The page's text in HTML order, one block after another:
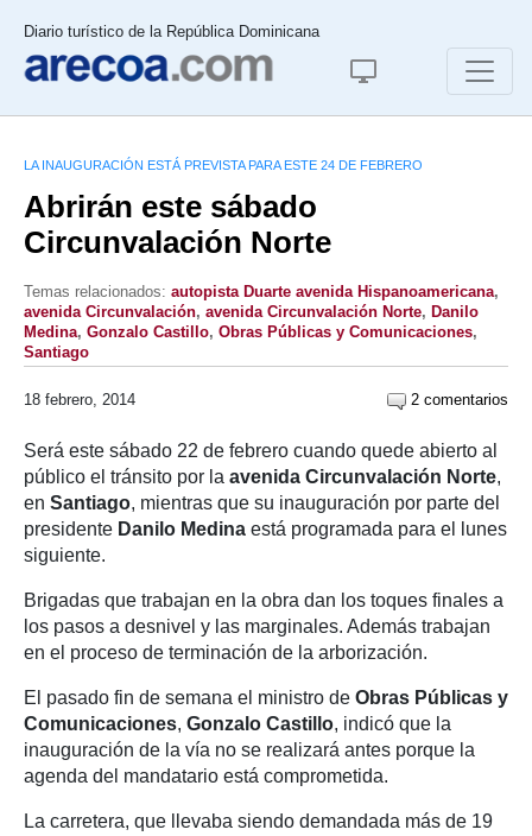
Diario turístico de la República Dominicana
LA INAUGURACIÓN ESTÁ PREVISTA PARA ESTE 24 DE FEBRERO
Abrirán este sábado
Circunvalación Norte
Temas relacionados: autopista Duarte avenida Hispanoamericana,
avenida Circunvalación, avenida Circunvalación Norte, Danilo
Medina, Gonzalo Castillo, Obras Públicas y Comunicaciones,
Santiago
18 febrero, 2014 2 comentarios
Será este sábado 22 de febrero cuando quede abierto al
público el tránsito por la avenida Circunvalación Norte,
en Santiago, mientras que su inauguración por parte del
presidente Danilo Medina está programada para el lunes
siguiente.
Brigadas que trabajan en la obra dan los toques finales a
los pasos a desnivel y las marginales. Además trabajan
en el proceso de terminación de la arborización.
El pasado fin de semana el ministro de Obras Públicas y
Comunicaciones, Gonzalo Castillo, indicó que la
inauguración de la vía no se realizará antes porque la
agenda del mandatario está comprometida.
La carretera, que llevaba siendo demandada más de 19